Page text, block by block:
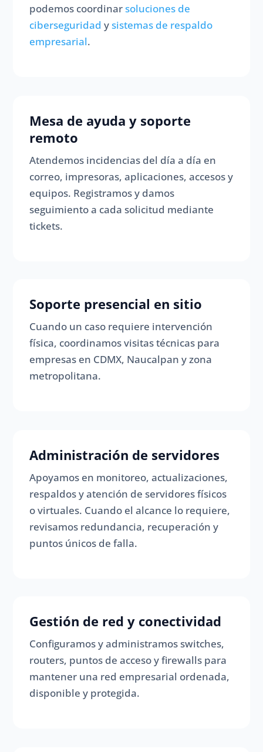
podemos coordinarsoluciones de
ciberseguridad ysistemas de respaldo
empresarial.
Mesa de ayuda y soporte
remoto
Atendemos incidencias del día a día en
correo, impresoras, aplicaciones, accesos y
equipos. Registramos y damos
seguimiento a cada solicitud mediante
tickets.
Soporte presencial en sitio
Cuando un caso requiere intervención
física, coordinamos visitas técnicas para
empresas en CDMX, Naucalpan y zona
metropolitana.
Administración de servidores
Apoyamos en monitoreo, actualizaciones,
respaldos y atención de servidores físicos
o virtuales. Cuando el alcance lo requiere,
revisamos redundancia, recuperación y
puntos únicos de falla.
Gestión de red y conectividad
Configuramos y administramos switches,
routers, puntos de acceso y firewalls para
mantener una red empresarial ordenada,
disponible y protegida.